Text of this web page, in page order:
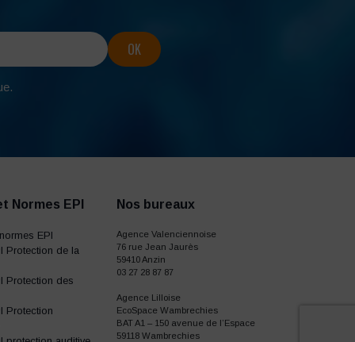
Normes EPI
EPI
Protection de la
Protection des
Protection
Nos bureaux
Agence Valenciennoise
76 rue Jean Jaurès
59410 Anzin
03 27 28 87 87
Agence Lilloise
EcoSpace Wambrechies
BAT A1 – 150 avenue de l’Espace
59118 Wambrechies